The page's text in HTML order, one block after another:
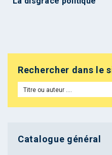
Rechercher dans le
Catalogue général